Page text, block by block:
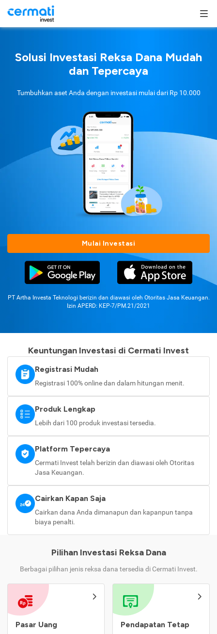
Solusi Investasi Reksa Dana Mudah
dan Tepercaya
Tumbuhkan aset Anda dengan investasi mulai dari Rp 10.000
Mulai Investasi
PT Artha Investa Teknologi berizin dan diawasi oleh Otoritas Jasa Keuangan.
Izin APERD: KEP-7/PM.21/2021
Keuntungan Investasi di Cermati Invest
Registrasi Mudah
Registrasi 100% online dan dalam hitungan menit.
Produk Lengkap
Lebih dari 100 produk investasi tersedia.
Platform Tepercaya
Cermati Invest telah berizin dan diawasi oleh Otoritas
Jasa Keuangan.
Cairkan Kapan Saja
Cairkan dana Anda dimanapun dan kapanpun tanpa
biaya penalti.
Pilihan Investasi Reksa Dana
Berbagai pilihan jenis reksa dana tersedia di Cermati Invest.
Pasar Uang Pendapatan Tetap